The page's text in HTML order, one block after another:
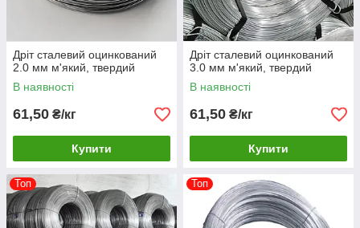
Дріт сталевий оцинкований
2.0 мм м'який, твердий
В наявності
61,50 ₴/кг
Купити
Дріт сталевий оцинкований
3.0 мм м'який, твердий
В наявності
61,50 ₴/кг
Купити
Топ Топ